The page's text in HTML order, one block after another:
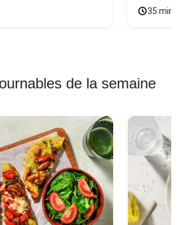
35
de la semaine